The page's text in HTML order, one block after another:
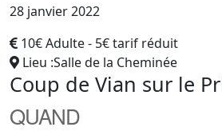
28 janvier 2022
10€ Adulte - 5€ tarif réduit
Lieu :Salle de la Cheminée
Coup de Vian sur le
QUAND